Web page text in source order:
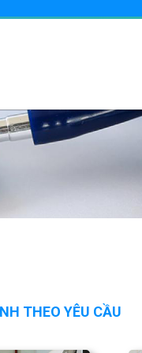
THEO YÊU CẦU